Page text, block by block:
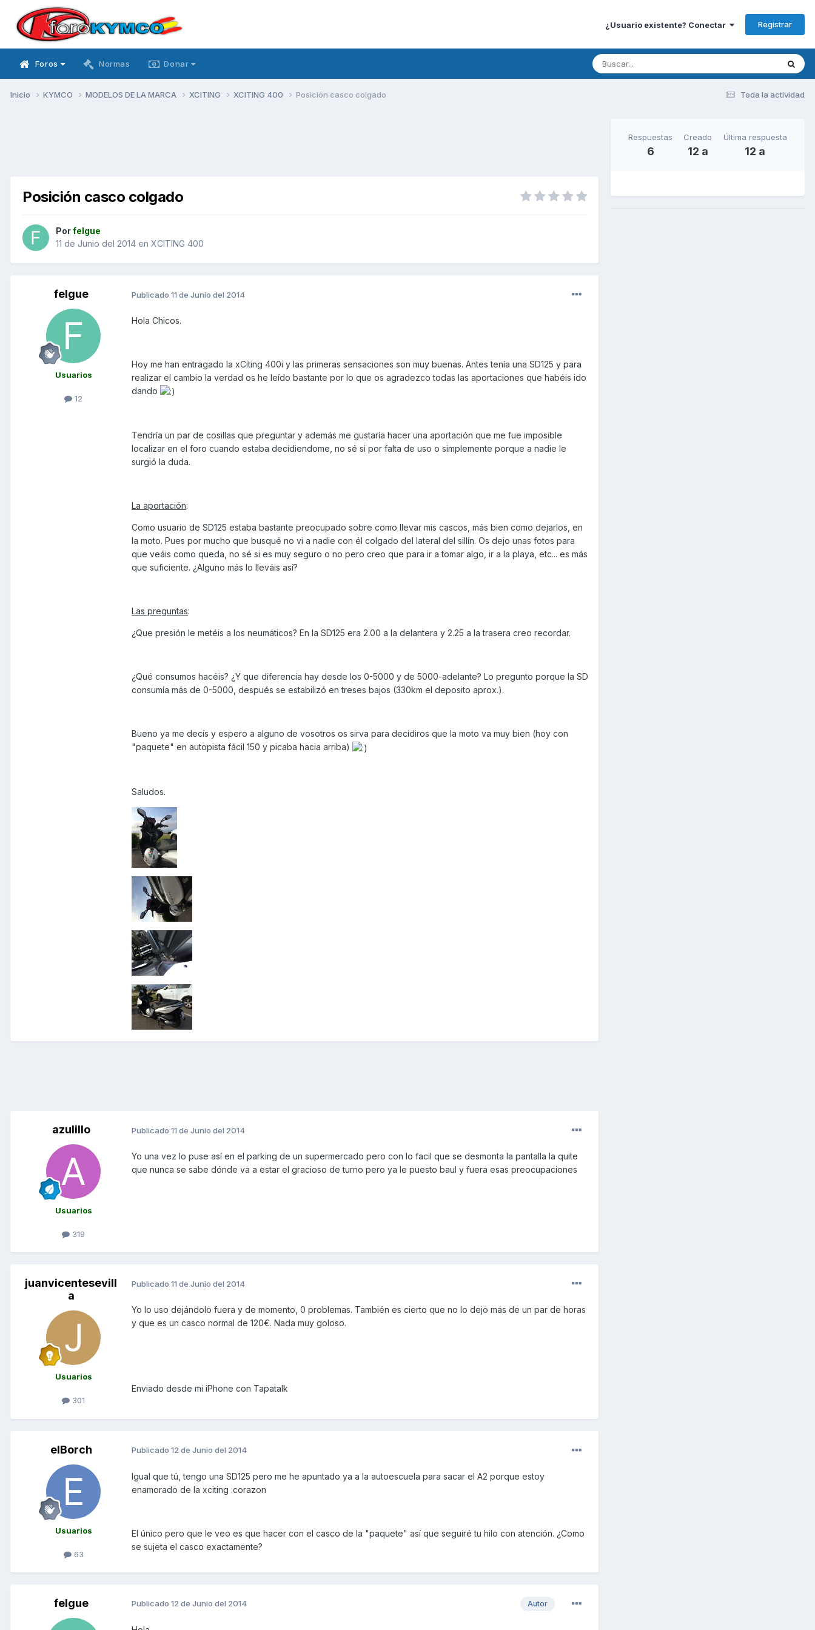
¿Usuario existente? Conectar Registrar
Foros Normas Donar
Toda la actividad
Inicio KYMCO MODELOS DE LA MARCA XCITING XCITING 400 Posición casco colgado
Posición casco colgado
Porfelgue
11 de Junio del 2014 en XCITING 400
felgue
Usuarios
12
Publicado 11 de Junio del 2014
Hola Chicos.
Hoy me han entragado la xCiting 400i y las primeras sensaciones son muy buenas. Antes tenía una SD125 y para
realizar el cambio la verdad os he leído bastante por lo que os agradezco todas las aportaciones que habéis ido
dando
Tendría un par de cosillas que preguntar y además me gustaría hacer una aportación que me fue imposible
localizar en el foro cuando estaba decidiendome, no sé si por falta de uso o simplemente porque a nadie le
surgió la duda.
La aportación:
Como usuario de SD125 estaba bastante preocupado sobre como llevar mis cascos, más bien como dejarlos, en
la moto. Pues por mucho que busqué no vi a nadie con él colgado del lateral del sillín. Os dejo unas fotos para
que veáis como queda, no sé si es muy seguro o no pero creo que para ir a tomar algo, ir a la playa, etc... es más
que suficiente. ¿Alguno más lo lleváis así?
Las preguntas:
¿Que presión le metéis a los neumáticos? En la SD125 era 2.00 a la delantera y 2.25 a la trasera creo recordar.
¿Qué consumos hacéis? ¿Y que diferencia hay desde los 0-5000 y de 5000-adelante? Lo pregunto porque la SD
consumía más de 0-5000, después se estabilizó en treses bajos (330km el deposito aprox.).
Bueno ya me decís y espero a alguno de vosotros os sirva para decidiros que la moto va muy bien (hoy con
"paquete" en autopista fácil 150 y picaba hacia arriba)
Saludos.
azulillo
Usuarios
319
Publicado 11 de Junio del 2014
Yo una vez lo puse así en el parking de un supermercado pero con lo facil que se desmonta la pantalla la quite
que nunca se sabe dónde va a estar el gracioso de turno pero ya le puesto baul y fuera esas preocupaciones
juanvicentesevill
a
Usuarios
301
Publicado 11 de Junio del 2014
Yo lo uso dejándolo fuera y de momento, 0 problemas. También es cierto que no lo dejo más de un par de horas
y que es un casco normal de 120€. Nada muy goloso.
Enviado desde mi iPhone con Tapatalk
elBorch
Usuarios
63
Publicado 12 de Junio del 2014
Igual que tú, tengo una SD125 pero me he apuntado ya a la autoescuela para sacar el A2 porque estoy
enamorado de la xciting :corazon
El único pero que le veo es que hacer con el casco de la "paquete" así que seguiré tu hilo con atención. ¿Como
se sujeta el casco exactamente?
felgue Autor
Publicado 12 de Junio del 2014
Respuestas
6
Creado
12 a
Última respuesta
12 a